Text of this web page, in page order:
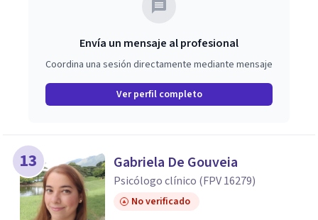
Envía un mensaje al profesional
Coordina una sesión directamente mediante mensaje
Ver perfil completo
13 Gabriela De Gouveia
Psicólogo clínico (FPV 16279)
No verificado